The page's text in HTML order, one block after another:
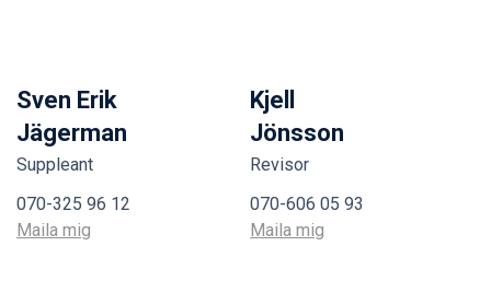
Sven Erik
Jägerman
Suppleant
070-325 96 12
Maila mig
Kjell
Jönsson
Revisor
070-606 05 93
Maila mig